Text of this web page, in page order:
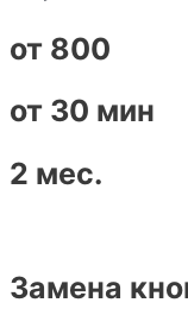
от 800
от 30 мин
2 мес.
Замена